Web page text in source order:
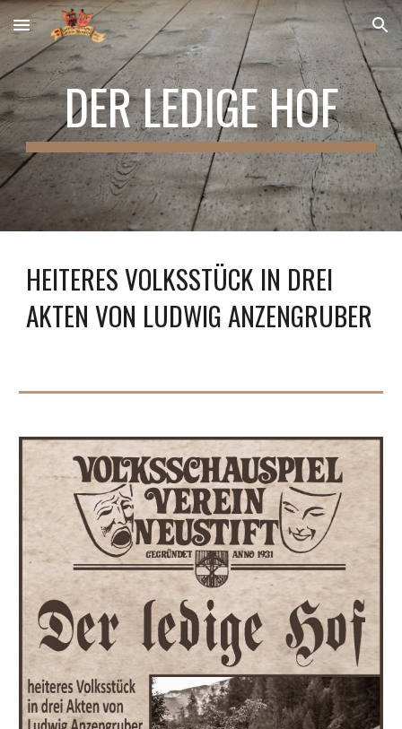
Skip to main content Skip to navigation
DER LEDIGE HOF
HEITERES VOLKSSTÜCK IN DREI
AKTEN VON LUDWIG ANZENGRUBER